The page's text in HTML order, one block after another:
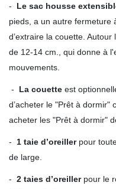
- Le sac housse
pieds, a un autre fermeture
d’extraire la couette.
de 12-14 cm., qui donne à
mouvements.
- La couette est
d’acheter le "Prêt à dormir"
acheter les "Prêt à dormir"
- 1 taie d’oreiller pour
de large.
- 2 taies d’oreillerpour le